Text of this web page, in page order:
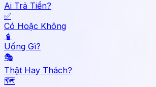
Ai Trả Tiền?
✅
Có Hoặc Không
🧋
Uống Gì?
🎭
Thật Hay Thách?
🗺️